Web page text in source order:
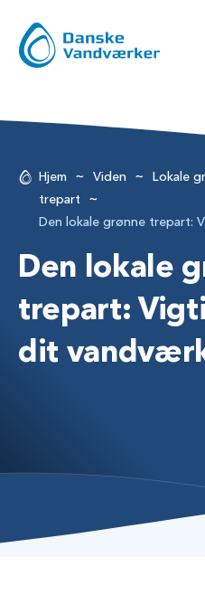
Hjem ~ Viden ~ Lokale
trepart ~
Den lokale grønne trepart:
Den lokale
trepart:
dit